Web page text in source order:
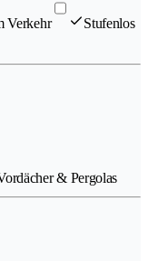
Verkehr
Stufenlos
& Pergolas